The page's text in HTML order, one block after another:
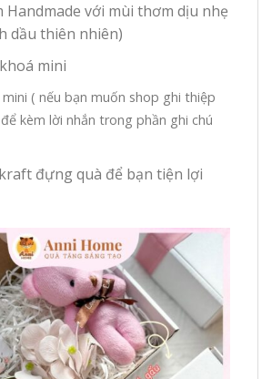
Handmade với mùi thơm dịu nhẹ
dầu thiên nhiên)
mini
( nếu bạn muốn shop ghi thiệp
kèm lời nhắn trong phần ghi chú
đựng quà để bạn tiện lợi